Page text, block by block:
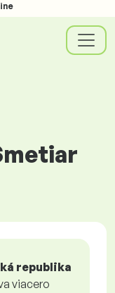
republika
viacero